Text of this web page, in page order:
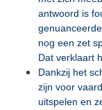
antwoord is
nog een zet
Dat verklaart
Dankzij het
zijn voor
uitspelen en